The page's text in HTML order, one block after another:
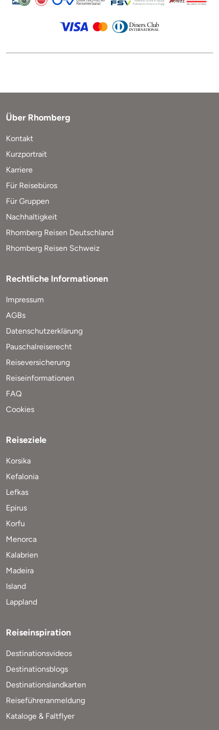
Über Rhomberg
Kontakt
Kurzportrait
Karriere
Für Reisebüros
Für Gruppen
Nachhaltigkeit
Rhomberg Reisen Deutschland
Rhomberg Reisen Schweiz
Rechtliche Informationen
Impressum
AGBs
Datenschutzerklärung
Pauschalreiserecht
Reiseversicherung
Reiseinformationen
FAQ
Cookies
Reiseziele
Korsika
Kefalonia
Lefkas
Epirus
Korfu
Menorca
Kalabrien
Madeira
Island
Lappland
Reiseinspiration
Destinationsvideos
Destinationsblogs
Destinationslandkarten
Reiseführeranmeldung
Kataloge & Faltflyer